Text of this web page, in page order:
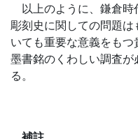
以上のように、鎌倉時
彫刻史に関しての問題
いても重要な意義をも
墨書銘のくわしい調査
る。